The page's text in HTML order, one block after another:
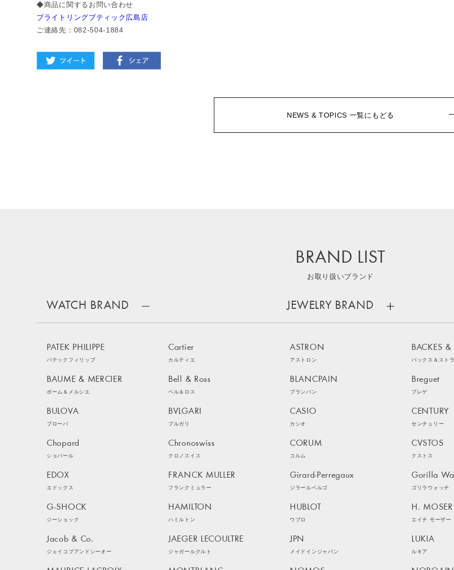
◆商品に関するお問い合わせ
ブライトリングブティック広島店
ご連絡先：082-504-1884
NEWS & TOPICS 一覧にもどる
BRAND LIST
お取り扱いブランド
WATCH BRAND
PATEK PHILIPPE
パテックフィリップ
Cartier
カルティエ
ASTRON
アストロン
BACKES &
バックス＆スト
BAUME & MERCIER
ボーム＆メルシエ
Bell & Ross
ベル＆ロス
BLANCPAIN
ブランパン
Breguet
ブレゲ
BULOVA
ブローバ
BVLGARI
ブルガリ
CASIO
カシオ
CENTURY
センチュリー
Chopard
ショパール
Chronoswiss
クロノスイス
CORUM
コルム
CVSTOS
クストス
EDOX
エドックス
FRANCK MULLER
フランクミュラー
Girard-Perregaux
ジラールペルゴ
Gorilla
ゴリラウォッチ
G-SHOCK
ジーショック
HAMILTON
ハミルトン
HUBLOT
ウブロ
H.
エイチ モーザー
Jacob & Co.
ジェイコブアンドシーオー
JAEGER LECOULTRE
ジャガールクルト
JPN
メイドインジャパン
LUKIA
ルキア
JEWELRY BRAND